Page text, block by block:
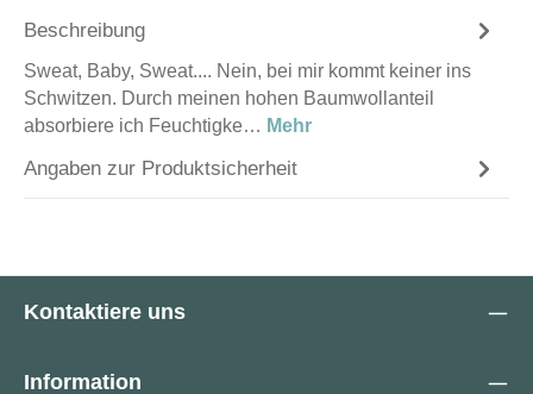
Beschreibung
Sweat, Baby, Sweat.... Nein, bei mir kommt keiner ins
Schwitzen. Durch meinen hohen Baumwollanteil
absorbiere ich Feuchtigke… Mehr
Angaben zur Produktsicherheit
Kontaktiere uns
Information